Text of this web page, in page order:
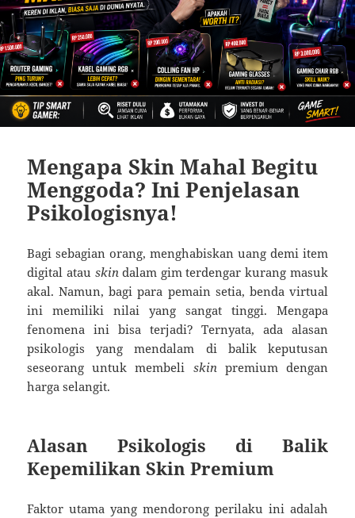
Mengapa Skin Mahal Begitu
Menggoda? Ini Penjelasan
Psikologisnya!
Bagi sebagian orang, menghabiskan uang demi item
digital atau skin dalam gim terdengar kurang masuk
akal. Namun, bagi para pemain setia, benda virtual
ini memiliki nilai yang sangat tinggi. Mengapa
fenomena ini bisa terjadi? Ternyata, ada alasan
psikologis yang mendalam di balik keputusan
seseorang untuk membeli skin premium dengan
harga selangit.
Alasan Psikologis di Balik
Kepemilikan Skin Premium
Faktor utama yang mendorong perilaku ini adalah